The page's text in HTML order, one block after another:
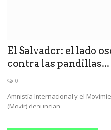
El Salvador: el lado
contra las pandillas...
0
Amnistía Internacional y el
(Movir) denuncian...